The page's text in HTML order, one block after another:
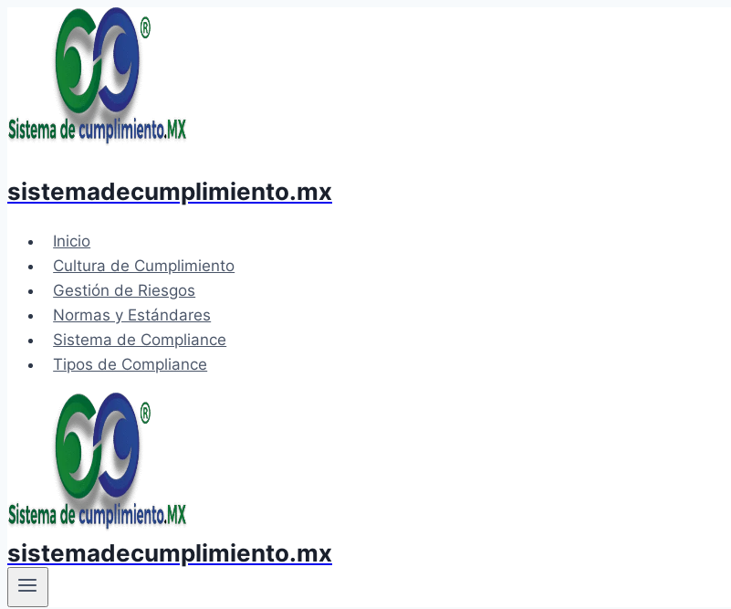
contenido
sistemadecumplimiento.mx
Inicio
Cultura de Cumplimiento
Gestión de Riesgos
Normas y Estándares
Sistema de Compliance
Tipos de Compliance
sistemadecumplimiento.mx